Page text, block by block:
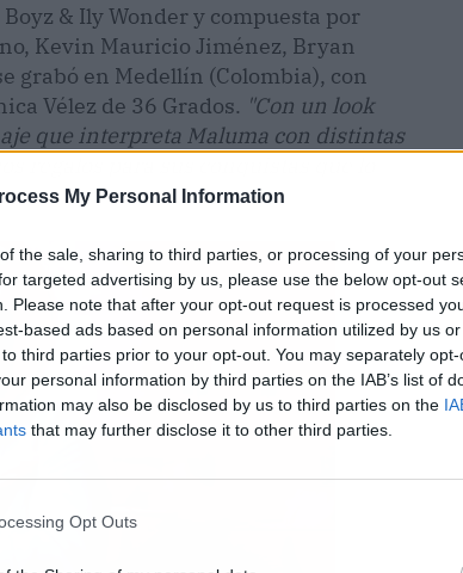
My Personal Information
the sale, sharing to third parties, or processing of your
targeted advertising by us, please use the below opt-out
Please note that after your opt-out request is processed
based ads based on personal information utilized by us
third parties prior to your opt-out. You may separately
personal information by third parties on the IAB’s list of
may also be disclosed by us to third parties on the
that may further disclose it to other third parties.
Opt Outs
& Ily Wonder y compuesta por
Kevin Mauricio Jiménez, Bryan
grabó en Medellín (Colombia), con
Vélez de 36 Grados. "Con un look
que interpreta Maluma con distintas
regalos para sus conquistas que lo